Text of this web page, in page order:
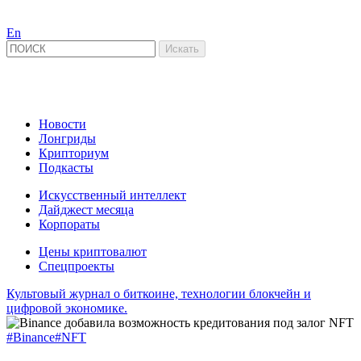
En
Новости
Лонгриды
Крипториум
Подкасты
Искусственный интеллект
Дайджест месяца
Корпораты
Цены криптовалют
Спецпроекты
Культовый журнал о биткоине, технологии блокчейн и
цифровой экономике.
#Binance#NFT